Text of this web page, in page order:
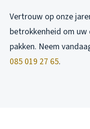
Vertrouw op onze
betrokkenheid om
pakken. Neem
085 019 27 65.